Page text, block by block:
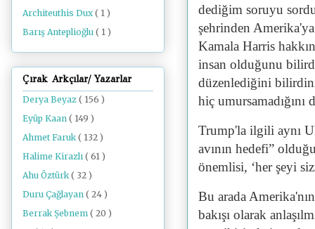
dediğim soruyu
şehrinden
Kamala Harris
insan olduğunu
düzenlediğini
hiç umursamadığını
Trump'la ilgili aynı
avının hedefi”
önemlisi, ‘her şeyi
Bu arada
bakışı olarak
Architeuthis Dux ( 1 )
Barış Anteplioğlu ( 1 )
Çırak Arkçılar/ Yazarlar
Derya Beyaz ( 156 )
Eyüp Kaan ( 149 )
Ahmet Faruk ( 132 )
Halime Kirazlı ( 61 )
Ahu Öztürk ( 32 )
Duru Çağlayan ( 24 )
Berrak Şebnem ( 20 )